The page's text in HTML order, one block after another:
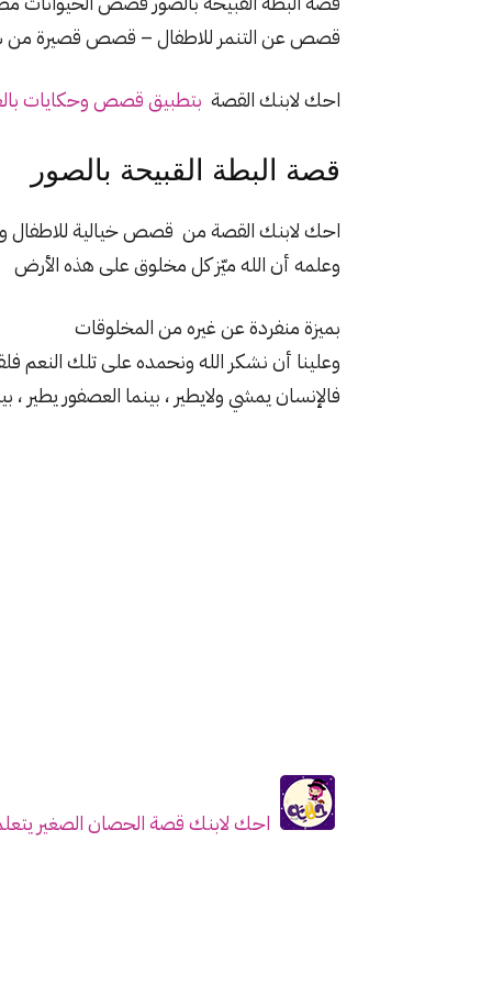
قصص عن التنمر للاطفال – قصص قصيرة من سن 3 سنوات
احك لابنك القصة بتطبيق قصص وحكايات
قصة البطة القبيحة بالصور
احك لابنك القصة من قصص خيالية للاطفال وأكثر
وعلمه أن الله ميّز كل مخلوق على هذه الأرض
بميزة منفردة عن غيره من المخلوقات
وعلينا أن نشكر الله ونحمده على تلك النعم
فالإنسان يمشي ولايطير ، بينما العصفور يطير ،
احك لابنك قصة الحصان الصغير